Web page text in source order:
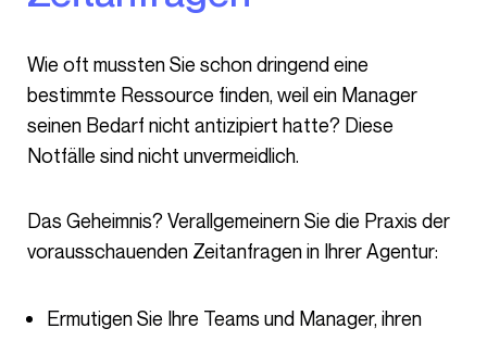
Wie oft mussten Sie schon dringend eine
bestimmte Ressource finden, weil ein Manager
seinen Bedarf nicht antizipiert hatte? Diese
Notfälle sind nicht unvermeidlich.
Das Geheimnis? Verallgemeinern Sie die Praxis der
vorausschauenden Zeitanfragen in Ihrer Agentur:
Ermutigen Sie Ihre Teams und Manager, ihren